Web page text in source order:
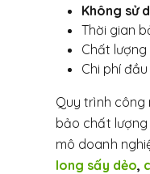
Không sử
Thời gian
Chất
Chi phí
Quy trình công
bảo chất
mô doanh
long sấy dẻo,